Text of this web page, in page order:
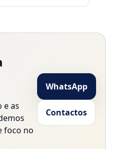
e as
foco no
WhatsApp
Contactos